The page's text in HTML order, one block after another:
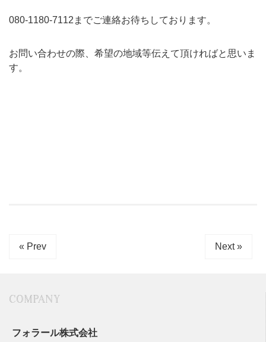
080-1180-7112までご連絡お待ちしております。
お問い合わせの際、希望の地域等伝えて頂ければと思いま
す。
« Prev Next »
COMPANY
フォラール株式会社